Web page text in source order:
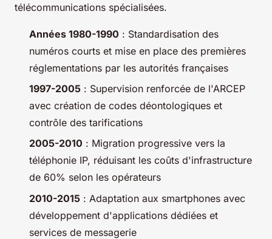
télécommunications spécialisées.
Années 1980-1990 : Standardisation des
numéros courts et mise en place des premières
réglementations par les autorités françaises
1997-2005 : Supervision renforcée de l'ARCEP
avec création de codes déontologiques et
contrôle des tarifications
2005-2010 : Migration progressive vers la
téléphonie IP, réduisant les coûts d'infrastructure
de 60% selon les opérateurs
2010-2015 : Adaptation aux smartphones avec
développement d'applications dédiées et
services de messagerie